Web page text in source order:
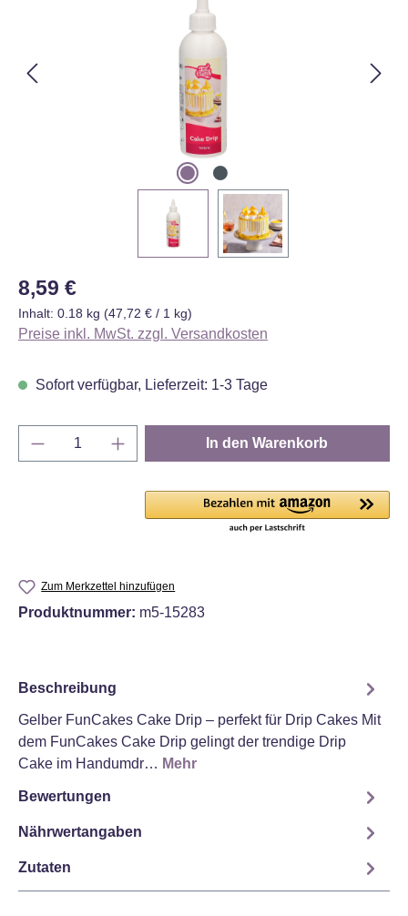
Regulärer Preis:
8,59 €
Inhalt: 0.18 kg (47,72 € / 1 kg)
Preise inkl. MwSt. zzgl. Versandkosten
Sofort verfügbar, Lieferzeit: 1-3 Tage
Produkt Anzahl: Gib den gewünschten
In den Warenkorb
Zum Merkzettel hinzufügen
Produktnummer: m5-15283
Beschreibung
Gelber FunCakes Cake Drip – perfekt für Drip Cakes Mit
dem FunCakes Cake Drip gelingt der trendige Drip
Cake im Handumdr… Mehr
Bewertungen
Nährwertangaben
Zutaten